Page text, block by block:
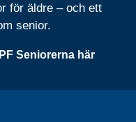
för äldre – och ett
senior.
Seniorerna här